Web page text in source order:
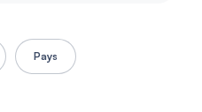
Pays